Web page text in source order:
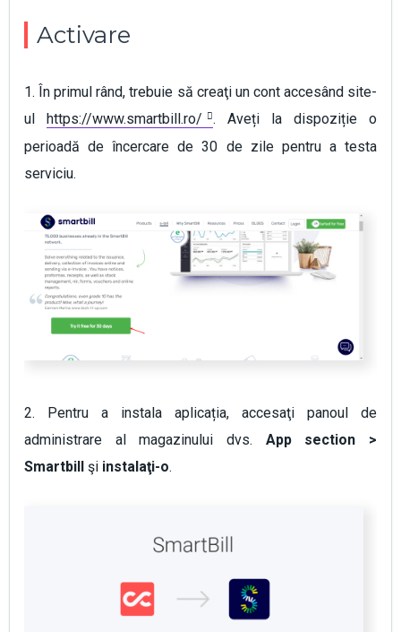
Activare
1. În primul rând, trebuie să creaţi un cont accesând site-
ul
https://www.smartbill.ro/
. Aveți la dispoziție o
perioadă de încercare de 30 de zile pentru a testa
serviciu.
2. Pentru a instala aplicația, accesaţi panoul de
administrare al magazinului dvs. App section >
Smartbill şi instalaţi-o.